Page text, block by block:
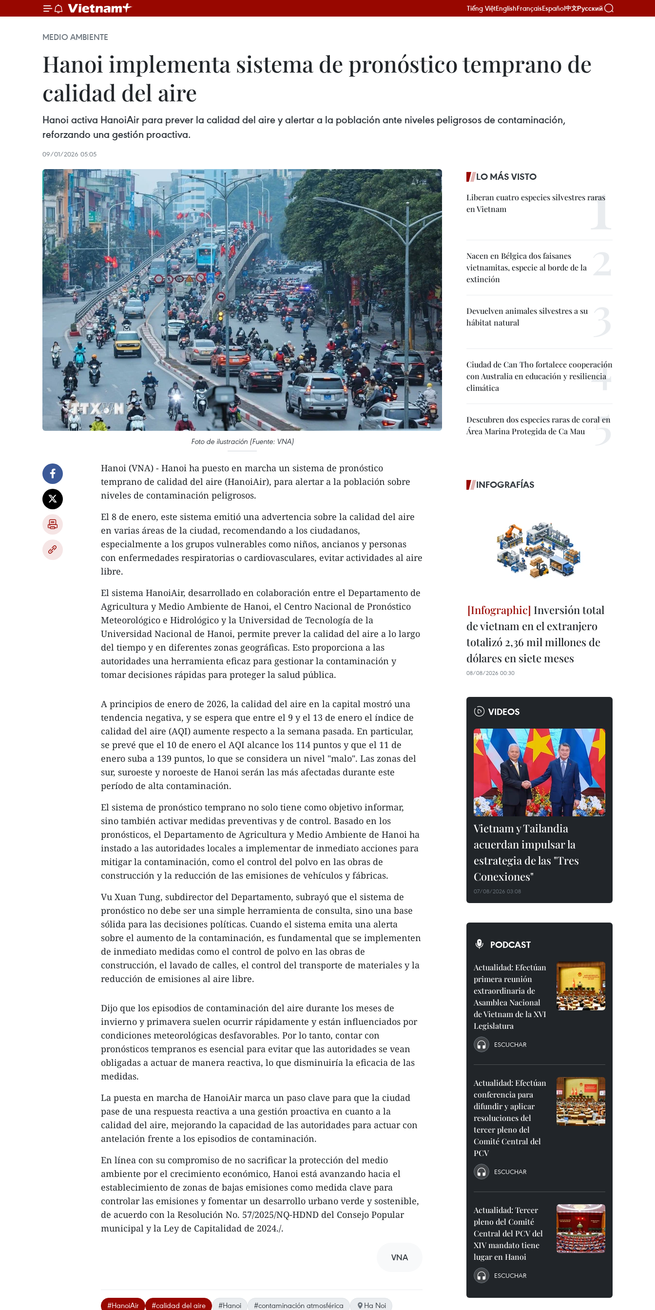
Tiếng ViệtEnglishFrançaisEspañol中文Русский
MEDIO AMBIENTE
Hanoi implementa sistema de pronóstico temprano de
calidad del aire
Hanoi activa HanoiAir para prever la calidad del aire y alertar a la población ante niveles peligrosos de contaminación,
reforzando una gestión proactiva.
09/01/2026 05:05
Foto de ilustración (Fuente: VNA)
Hanoi (VNA) - Hanoi ha puesto en marcha un sistema de pronóstico
temprano de calidad del aire (HanoiAir), para alertar a la población sobre
niveles de contaminación peligrosos.
El 8 de enero, este sistema emitió una advertencia sobre la calidad del aire
en varias áreas de la ciudad, recomendando a los ciudadanos,
especialmente a los grupos vulnerables como niños, ancianos y personas
con enfermedades respiratorias o cardiovasculares, evitar actividades al aire
libre.
El sistema HanoiAir, desarrollado en colaboración entre el Departamento de
Agricultura y Medio Ambiente de Hanoi, el Centro Nacional de Pronóstico
Meteorológico e Hidrológico y la Universidad de Tecnología de la
Universidad Nacional de Hanoi, permite prever la calidad del aire a lo largo
del tiempo y en diferentes zonas geográficas. Esto proporciona a las
autoridades una herramienta eficaz para gestionar la contaminación y
tomar decisiones rápidas para proteger la salud pública.
A principios de enero de 2026, la calidad del aire en la capital mostró una
tendencia negativa, y se espera que entre el 9 y el 13 de enero el índice de
calidad del aire (AQI) aumente respecto a la semana pasada. En particular,
se prevé que el 10 de enero el AQI alcance los 114 puntos y que el 11 de
enero suba a 139 puntos, lo que se considera un nivel "malo". Las zonas del
sur, suroeste y noroeste de Hanoi serán las más afectadas durante este
período de alta contaminación.
El sistema de pronóstico temprano no solo tiene como objetivo informar,
sino también activar medidas preventivas y de control. Basado en los
pronósticos, el Departamento de Agricultura y Medio Ambiente de Hanoi ha
instado a las autoridades locales a implementar de inmediato acciones para
mitigar la contaminación, como el control del polvo en las obras de
construcción y la reducción de las emisiones de vehículos y fábricas.
Vu Xuan Tung, subdirector del Departamento, subrayó que el sistema de
pronóstico no debe ser una simple herramienta de consulta, sino una base
sólida para las decisiones políticas. Cuando el sistema emita una alerta
sobre el aumento de la contaminación, es fundamental que se implementen
de inmediato medidas como el control de polvo en las obras de
construcción, el lavado de calles, el control del transporte de materiales y la
reducción de emisiones al aire libre.
Dijo que los episodios de contaminación del aire durante los meses de
invierno y primavera suelen ocurrir rápidamente y están influenciados por
condiciones meteorológicas desfavorables. Por lo tanto, contar con
pronósticos tempranos es esencial para evitar que las autoridades se vean
obligadas a actuar de manera reactiva, lo que disminuiría la eficacia de las
medidas.
La puesta en marcha de HanoiAir marca un paso clave para que la ciudad
pase de una respuesta reactiva a una gestión proactiva en cuanto a la
calidad del aire, mejorando la capacidad de las autoridades para actuar con
antelación frente a los episodios de contaminación.
En línea con su compromiso de no sacrificar la protección del medio
ambiente por el crecimiento económico, Hanoi está avanzando hacia el
establecimiento de zonas de bajas emisiones como medida clave para
controlar las emisiones y fomentar un desarrollo urbano verde y sostenible,
de acuerdo con la Resolución No. 57/2025/NQ-HDND del Consejo Popular
municipal y la Ley de Capitalidad de 2024./.
VNA
#HanoiAir #calidad del aire #Hanoi #contaminación atmosférica Ha Noi
LO MÁS VISTO
Liberan cuatro especies silvestres raras
en Vietnam
Nacen en Bélgica dos faisanes
vietnamitas, especie al borde de la
extinción
Devuelven animales silvestres a su
hábitat natural
Ciudad de Can Tho fortalece cooperación
con Australia en educación y resiliencia
climática
Descubren dos especies raras de coral en
Área Marina Protegida de Ca Mau
INFOGRAFÍAS
Inversión total
de vietnam en el extranjero
totalizó 2,36 mil millones de
dólares en siete meses
08/08/2026 00:30
VIDEOS
Vietnam y Tailandia
acuerdan impulsar la
estrategia de las "Tres
Conexiones"
07/08/2026 03:08
PODCAST
Actualidad: Efectúan
primera reunión
extraordinaria de
Asamblea Nacional
de Vietnam de la XVI
Legislatura
ESCUCHAR
Actualidad: Efectúan
conferencia para
difundir y aplicar
resoluciones del
tercer pleno del
Comité Central del
PCV
ESCUCHAR
Actualidad: Tercer
pleno del Comité
Central del PCV del
XIV mandato tiene
lugar en Hanoi
ESCUCHAR